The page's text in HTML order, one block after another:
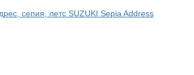
сепия, летс SUZUKI Sepia Address